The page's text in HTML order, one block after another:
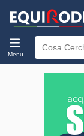
Menu